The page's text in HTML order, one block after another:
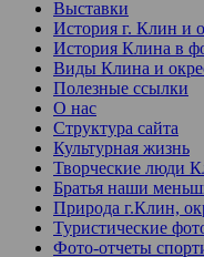
Выставки
История г. Клин и
История Клина в
Виды Клина и
Полезные ссылки
О нас
Структура сайта
Культурная жизнь
Творческие люди
Братья наши
Природа г.Клин,
Туристические
Фото-отчеты